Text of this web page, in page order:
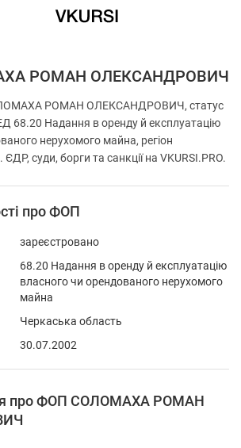
РОМАН ОЛЕКСАНДРОВИЧ
РОМАН ОЛЕКСАНДРОВИЧ, статус
68.20 Надання в оренду й експлуатацію
нерухомого майна, регіон
суди, борги та санкції на VKURSI.PRO.
про ФОП
зареєстровано
68.20 Надання в оренду й експлуатацію
власного чи орендованого нерухомого
майна
Черкаська область
30.07.2002
про ФОП СОЛОМАХА РОМАН